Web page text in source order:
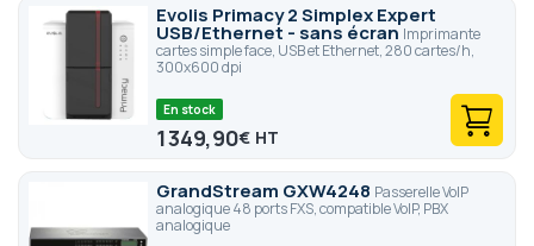
Evolis Primacy 2 Simplex Expert
USB/Ethernet - sans écranImprimante
cartes simple face, USB et Ethernet, 280 cartes/h,
300x600 dpi
En stock
1 349,90€
GrandStream GXW4248 Passerelle VoIP
analogique 48 ports FXS, compatible VoIP, PBX
analogique